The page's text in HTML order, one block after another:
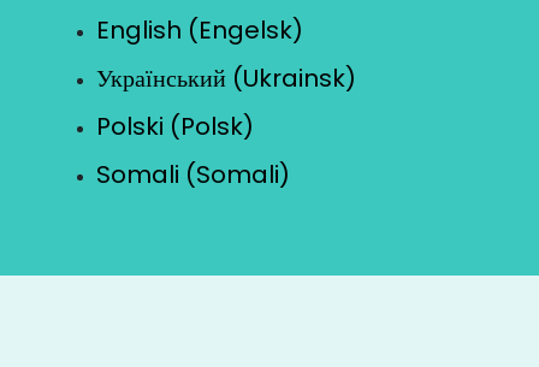
English (Engelsk)
Український (Ukrainsk)
Polski (Polsk)
Somali (Somali)